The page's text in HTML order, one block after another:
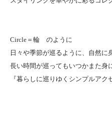
Circle＝輪 のように
日々や季節が巡るように、自然に
長い時間が巡ってもいつかまた身
『暮らしに巡りゆくシンプルアク